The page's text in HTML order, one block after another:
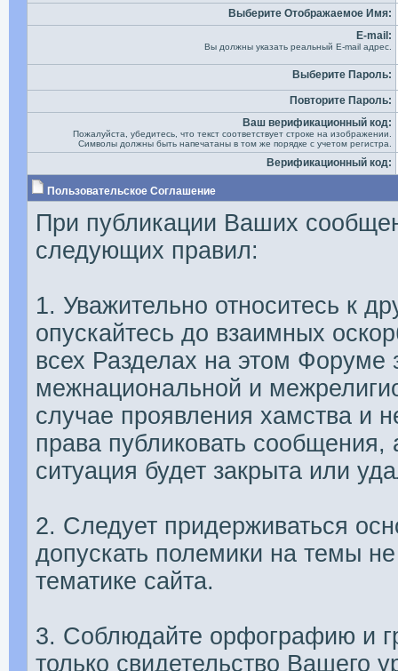
Выберите Отображаемое Имя:
E-mail:
Вы должны указать реальный E-mail адрес.
Выберите Пароль:
Повторите Пароль:
Ваш верификационный код:
Пожалуйста, убедитесь, что текст соответствует строке на изображении.
Символы должны быть напечатаны в том же порядке с учетом регистра.
Верификационный код:
Пользовательское Соглашение
При публикации Ваших
следующих правил:
1. Уважительно относитесь к
опускайтесь до взаимных
всех Разделах на этом Форуме
межнациональной и
случае проявления хамства и
права публиковать сообщения,
ситуация будет закрыта или
2. Следует придерживаться
допускать полемики на темы
тематике сайта.
3. Соблюдайте орфографию и
только свидетельство Вашего